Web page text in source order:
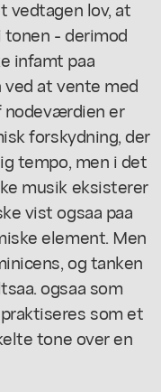
vedtagen lov, at
- derimod
infamt paa
at vente med
nodeværdien er
forskydning, der
tempo, men i det
musik eksisterer
vist ogsaa paa
element. Men
og tanken
ogsaa som
som et
tone over en